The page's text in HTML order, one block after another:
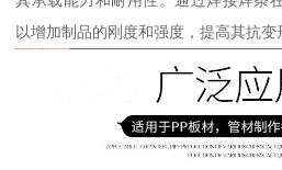
以增加制品的刚度和强度，提高其抗变